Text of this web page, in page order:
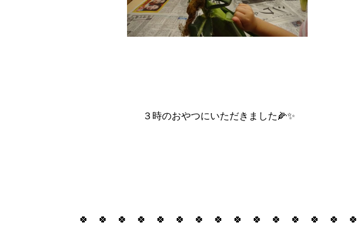
３時のおやつにいただきました🌽✨
🍀 🍀 🍀 🍀 🍀 🍀 🍀 🍀 🍀 🍀 🍀 🍀 🍀 🍀 🍀